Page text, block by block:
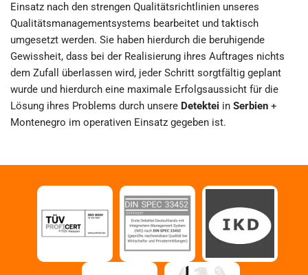
Einsatz nach den strengen Qualitätsrichtlinien unseres
Qualitätsmanagementsystems bearbeitet und taktisch
umgesetzt werden. Sie haben hierdurch die beruhigende
Gewissheit, dass bei der Realisierung ihres Auftrages nichts
dem Zufall überlassen wird, jeder Schritt sorgtfältig geplant
wurde und hierdurch eine maximale Erfolgsaussicht für die
Lösung ihres Problems durch unsere Detektei in Serbien +
Montenegro im operativen Einsatz gegeben ist.